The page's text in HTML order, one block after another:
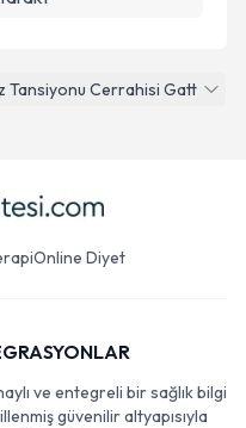
Tansiyonu Cerrahisi Gatt
Online Diyet
ve entegreli bir sağlık bilgi
güvenilir altyapısıyla